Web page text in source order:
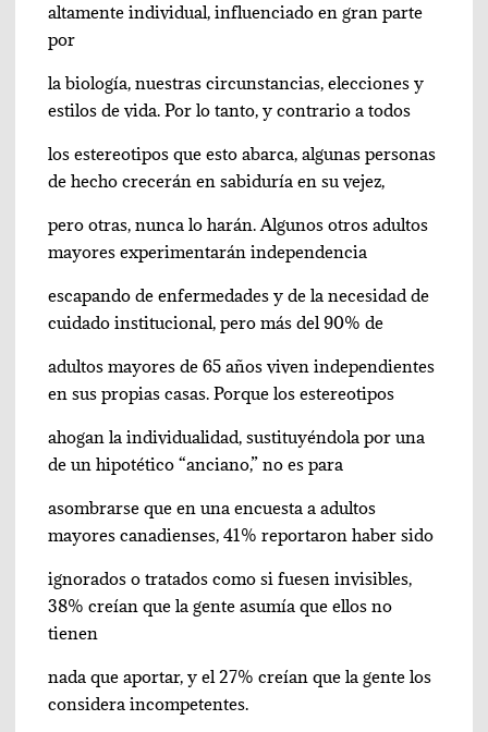
altamente individual, influenciado en gran parte
por
la biología, nuestras circunstancias, elecciones y
estilos de vida. Por lo tanto, y contrario a todos
los estereotipos que esto abarca, algunas personas
de hecho crecerán en sabiduría en su vejez,
pero otras, nunca lo harán. Algunos otros adultos
mayores experimentarán independencia
escapando de enfermedades y de la necesidad de
cuidado institucional, pero más del 90% de
adultos mayores de 65 años viven independientes
en sus propias casas. Porque los estereotipos
ahogan la individualidad, sustituyéndola por una
de un hipotético “anciano,” no es para
asombrarse que en una encuesta a adultos
mayores canadienses, 41% reportaron haber sido
ignorados o tratados como si fuesen invisibles,
38% creían que la gente asumía que ellos no
tienen
nada que aportar, y el 27% creían que la gente los
considera incompetentes.